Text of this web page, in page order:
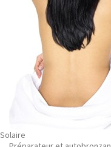
Solaire